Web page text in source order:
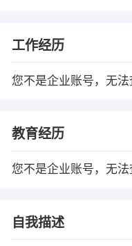
工作经历
您不是企业账号，无法
教育经历
您不是企业账号，无法
自我描述